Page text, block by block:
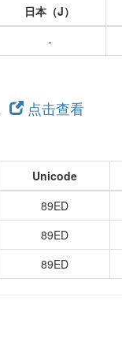
日本（J）
-
点击查看
Unicode
89ED
89ED
89ED